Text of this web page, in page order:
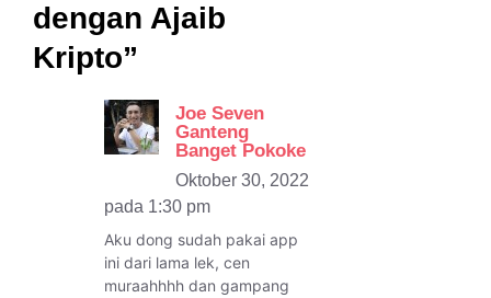
dengan Ajaib
Kripto”
Joe Seven
Ganteng
Banget Pokoke
Oktober 30, 2022
pada 1:30 pm
Aku dong sudah pakai app
ini dari lama lek, cen
muraahhhh dan gampang